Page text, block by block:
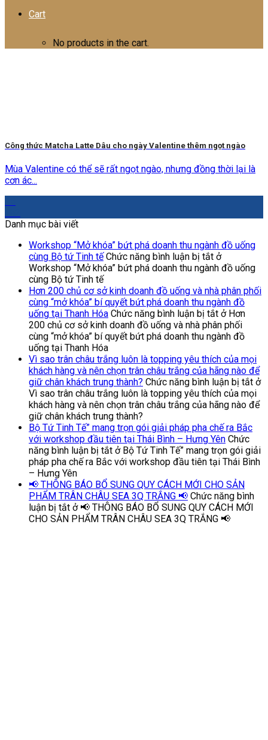
Cart
No products in the cart.
Công thức Matcha Latte Dâu cho ngày Valentine thêm ngọt ngào
Mùa Valentine có thể sẽ rất ngọt ngào, nhưng đồng thời lại là
cơn ác...
Danh mục bài viết
Workshop “Mở khóa” bứt phá doanh thu ngành đồ uống
cùng Bộ tứ Tinh tế Chức năng bình luận bị tắt ở
Workshop “Mở khóa” bứt phá doanh thu ngành đồ uống
cùng Bộ tứ Tinh tế
Hơn 200 chủ cơ sở kinh doanh đồ uống và nhà phân phối
cùng “mở khóa” bí quyết bứt phá doanh thu ngành đồ
uống tại Thanh Hóa Chức năng bình luận bị tắt ở Hơn
200 chủ cơ sở kinh doanh đồ uống và nhà phân phối
cùng “mở khóa” bí quyết bứt phá doanh thu ngành đồ
uống tại Thanh Hóa
Vì sao trân châu trắng luôn là topping yêu thích của mọi
khách hàng và nên chọn trân châu trắng của hãng nào để
giữ chân khách trung thành? Chức năng bình luận bị tắt ở
Vì sao trân châu trắng luôn là topping yêu thích của mọi
khách hàng và nên chọn trân châu trắng của hãng nào để
giữ chân khách trung thành?
Bộ Tứ Tinh Tế” mang trọn gói giải pháp pha chế ra Bắc
với workshop đầu tiên tại Thái Bình – Hưng Yên Chức
năng bình luận bị tắt ở Bộ Tứ Tinh Tế” mang trọn gói giải
pháp pha chế ra Bắc với workshop đầu tiên tại Thái Bình
– Hưng Yên
📢 THÔNG BÁO BỔ SUNG QUY CÁCH MỚI CHO SẢN
PHẨM TRÂN CHÂU SEA 3Q TRẮNG 📢 Chức năng bình
luận bị tắt ở 📢 THÔNG BÁO BỔ SUNG QUY CÁCH MỚI
CHO SẢN PHẨM TRÂN CHÂU SEA 3Q TRẮNG 📢